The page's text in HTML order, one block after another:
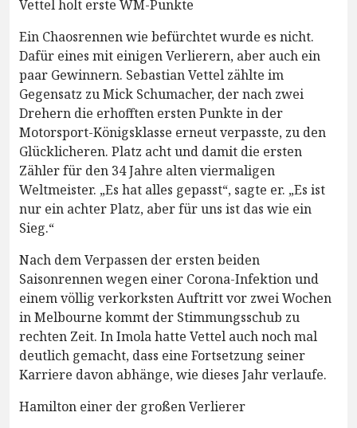
Vettel holt erste WM-Punkte
Ein Chaosrennen wie befürchtet wurde es nicht.
Dafür eines mit einigen Verlierern, aber auch ein
paar Gewinnern. Sebastian Vettel zählte im
Gegensatz zu Mick Schumacher, der nach zwei
Drehern die erhofften ersten Punkte in der
Motorsport-Königsklasse erneut verpasste, zu den
Glücklicheren. Platz acht und damit die ersten
Zähler für den 34 Jahre alten viermaligen
Weltmeister. „Es hat alles gepasst“, sagte er. „Es ist
nur ein achter Platz, aber für uns ist das wie ein
Sieg.“
Nach dem Verpassen der ersten beiden
Saisonrennen wegen einer Corona-Infektion und
einem völlig verkorksten Auftritt vor zwei Wochen
in Melbourne kommt der Stimmungsschub zu
rechten Zeit. In Imola hatte Vettel auch noch mal
deutlich gemacht, dass eine Fortsetzung seiner
Karriere davon abhänge, wie dieses Jahr verlaufe.
Hamilton einer der großen Verlierer